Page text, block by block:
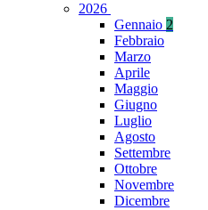
2026
Gennaio 2
Febbraio
Marzo
Aprile
Maggio
Giugno
Luglio
Agosto
Settembre
Ottobre
Novembre
Dicembre